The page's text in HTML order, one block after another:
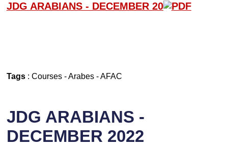
JDG ARABIANS - DECEMBER 20
Tags: Courses-Arabes-AFAC
JDG ARABIANS -
DECEMBER 2022